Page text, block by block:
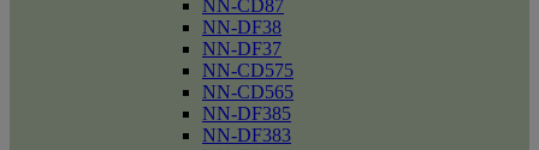
NN-CD87
NN-DF38
NN-DF37
NN-CD575
NN-CD565
NN-DF385
NN-DF383